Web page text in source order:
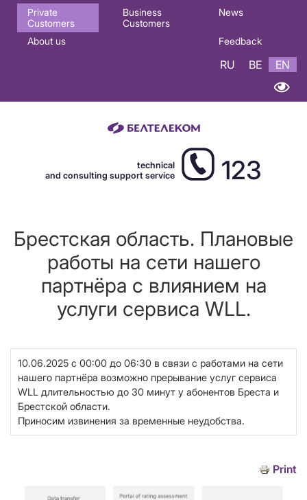
Основная
навигация
Private
Customers
Business
Customers
News
About us Feedback
RU BE EN
technical
and consulting support service
123
Брестская область. Плановые
работы на сети нашего
партнёра с влиянием на
услуги сервиса WLL.
10.06.2025 с 00:00 до 06:30 в связи с работами на сети
нашего партнёра возможно прерывание услуг сервиса
WLL длительностью до 30 минут у абонентов Бреста и
Брестской области.
Приносим извинения за временные неудобства.
Print